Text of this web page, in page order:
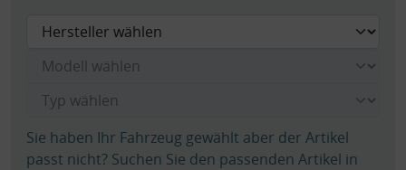
Sie haben Ihr Fahrzeug gewählt aber der Artikel
passt nicht? Suchen Sie den passenden Artikel in